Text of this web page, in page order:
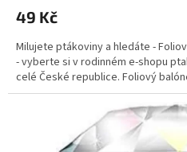
49 Kč
Milujete ptákoviny a hledáte -
- vyberte si v rodinném e-shopu
celé České republice. Foliový